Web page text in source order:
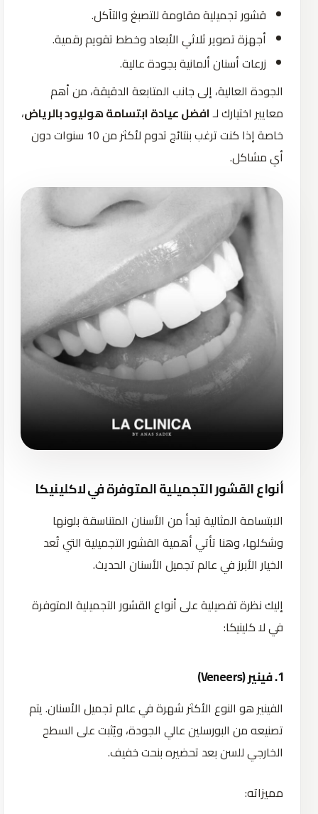
قشور تجميلية مقاومة للتصبغ والتآكل.
أجهزة تصوير ثلاثي الأبعاد وخطط تقويم رقمية.
زرعات أسنان ألمانية بجودة عالية.
الجودة العالية، إلى جانب المتابعة الدقيقة، من أهم
معايير اختيارك لـافضل عيادة ابتسامة هوليود بالرياض،
خاصة إذا كنت ترغب بنتائج تدوم لأكثر من 10 سنوات دون
أي مشاكل.
أنواع القشور التجميلية المتوفرة في لاكلينيكا
الابتسامة المثالية تبدأ من الأسنان المتناسقة بلونها
وشكلها، وهنا تأتي أهمية القشور التجميلية التي تُعد
الخيار الأبرز في عالم تجميل الأسنان الحديث.
إليك نظرة تفصيلية على أنواع القشور التجميلية المتوفرة
في لا كلينيكا:
1. فينير(Veneers)
الفينير هو النوع الأكثر شهرة في عالم تجميل الأسنان. يتم
تصنيعه من البورسلين عالي الجودة، ويُثبت على السطح
الخارجي للسن بعد تحضيره بنحت خفيف.
مميزاته: